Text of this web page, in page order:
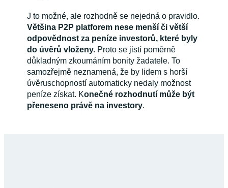
J to možné, ale rozhodně se nejedná o pravidlo.
Většina P2P platforem nese menší či větší
odpovědnost za peníze investorů, které byly
do úvěrů vloženy.Proto se jistí poměrně
důkladným zkoumáním bonity žadatele. To
samozřejmě neznamená, že by lidem s horší
úvěruschopností automaticky nedaly možnost
peníze získat. Konečné rozhodnutí může být
přeneseno právě na investory.